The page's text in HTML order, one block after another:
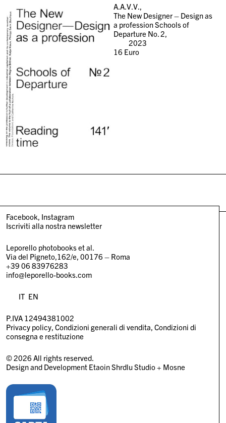
A.A.V.V.,
The New Designer – Design as
a profession Schools of
Departure No. 2,
2023
16 Euro
Facebook Instagram
Iscriviti alla nostra newsletter
Leporello photobooks et al.
Via del Pigneto,162/e, 00176 – Roma
+39 06 83976283
info@leporello-books.com
IT EN
P.IVA 12494381002
Privacy policy Condizioni generali di vendita Condizioni di
consegna e restituzione
© 2026 All rights reserved.
Design and Development Etaoin Shrdlu Studio+ Mosne